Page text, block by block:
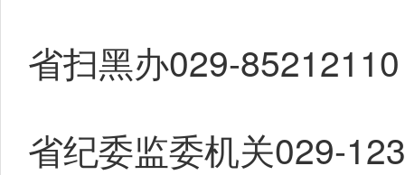
省扫黑办029-85212110
省纪委监委机关029-